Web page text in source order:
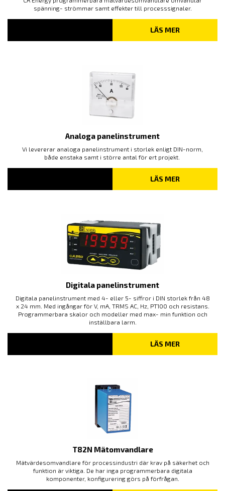
spänning- strömmar samt effekter till processsignaler.
LÄS MER
Analoga panelinstrument
Vi levererar analoga panelinstrument i storlek enligt DIN-norm,
både enstaka samt i större antal för ert projekt.
LÄS MER
Digitala panelinstrument
Digitala panelinstrument med 4- eller 5- siffror i DIN storlek från 48
x 24 mm. Med ingångar för V, mA, TRMS AC, Hz, PT100 och resistans.
Programmerbara skalor och modeller med max- min funktion och
inställbara larm.
LÄS MER
T82N Mätomvandlare
Mätvärdesomvandlare för processindustri där krav på säkerhet och
funktion är viktiga. De har inga programmerbara digitala
komponenter, konfigurering görs på förfrågan.